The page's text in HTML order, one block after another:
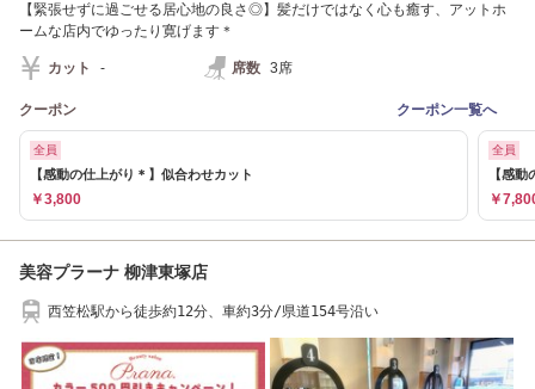
【緊張せずに過ごせる居心地の良さ◎】髪だけではなく心も癒す、アットホ
ームな店内でゆったり寛げます＊
カット - 席数 3席
クーポン クーポン一覧へ
全員
【感動の仕上がり＊】似合わせカット
￥3,800
全員
【感
￥
美容プラーナ 柳津東塚店
西笠松駅から徒歩約12分、車約3分/県道154号沿い